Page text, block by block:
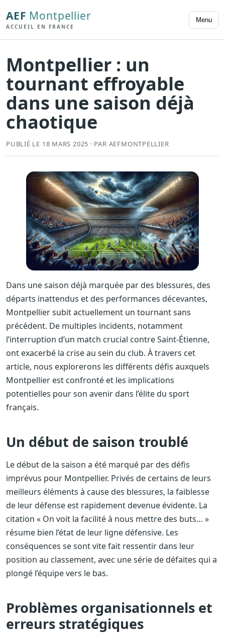
AEF Montpellier
ACCUEIL EN FRANCE
Menu
Montpellier : un
tournant effroyable
dans une saison déjà
chaotique
PUBLIÉ LE 18 MARS 2025 · PAR AEFMONTPELLIER
Dans une saison déjà marquée par des blessures, des
départs inattendus et des performances décevantes,
Montpellier subit actuellement un tournant sans
précédent. De multiples incidents, notamment
l’interruption d’un match crucial contre Saint-Étienne,
ont exacerbé la crise au sein du club. À travers cet
article, nous explorerons les différents défis auxquels
Montpellier est confronté et les implications
potentielles pour son avenir dans l’élite du sport
français.
Un début de saison troublé
Le début de la saison a été marqué par des défis
imprévus pour Montpellier. Privés de certains de leurs
meilleurs éléments à cause des blessures, la faiblesse
de leur défense est rapidement devenue évidente. La
citation « On voit la facilité à nous mettre des buts… »
résume bien l’état de leur ligne défensive. Les
conséquences se sont vite fait ressentir dans leur
position au classement, avec une série de défaites qui a
plongé l’équipe vers le bas.
Problèmes organisationnels et
erreurs stratégiques